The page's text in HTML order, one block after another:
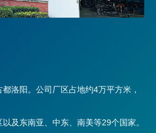
洛阳。公司厂区占地约4万平方米，
及东南亚、中东、南美等29个国家。